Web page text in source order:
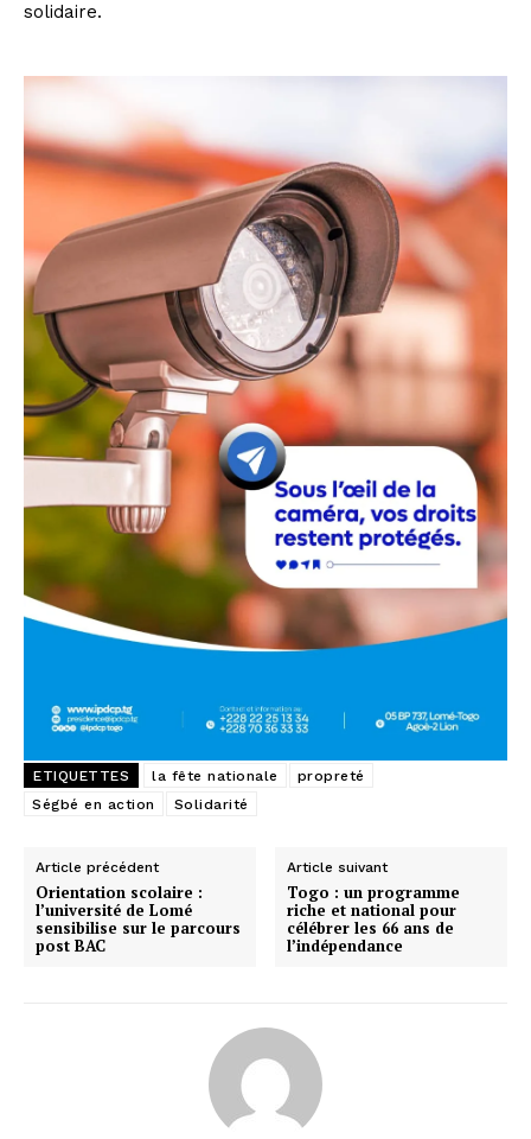
solidaire.
ETIQUETTES la fête nationale
propreté
Ségbé en action
Solidarité
Article précédent
Orientation scolaire :
l’université de Lomé
sensibilise sur le parcours
post BAC
Article suivant
Togo : un programme
riche et national pour
célébrer les 66 ans de
l’indépendance